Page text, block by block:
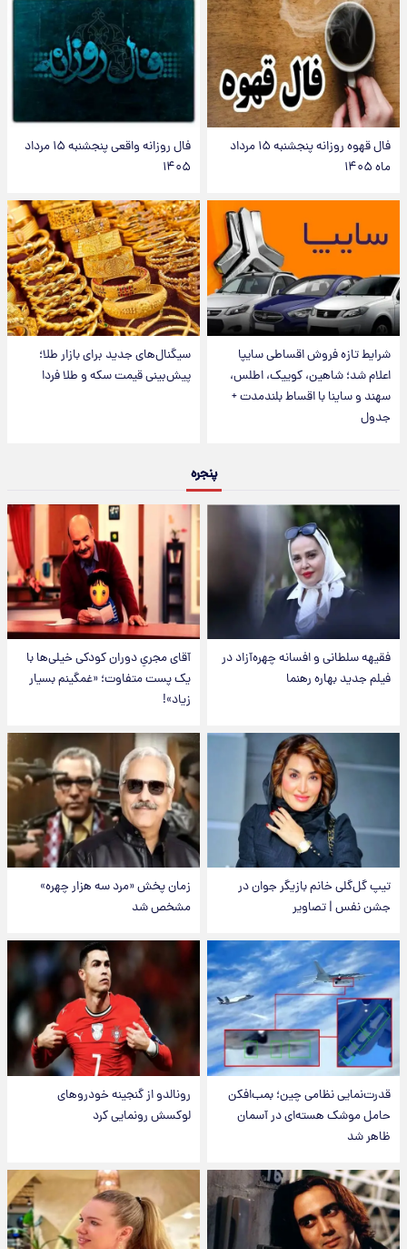
فال قهوه روزانه پنجشنبه ۱۵ مرداد
ماه ۱۴۰۵
فال روزانه واقعی پنجشنبه ۱۵ مرداد
۱۴۰۵
شرایط تازه فروش اقساطی سایپا
اعلام شد؛ شاهین، کوییک، اطلس،
سهند و ساینا با اقساط بلندمدت +
جدول
سیگنال‌های جدید برای بازار طلا؛
پیش‌بینی قیمت سکه و طلا فردا
پنجره
فقیهه سلطانی و افسانه چهره‌آزاد در
فیلم جدید بهاره رهنما
آقای مجریِ دوران کودکی خیلی‌ها با
یک پست متفاوت؛ «غمگینم بسیار
زیاد»!
تیپ گل‌گلی خانم بازیگر جوان در
جشن نفس | تصاویر
زمان پخش «مرد سه هزار چهره»
مشخص شد
قدرت‌نمایی نظامی چین؛ بمب‌افکن
حامل موشک هسته‌ای در آسمان
ظاهر شد
رونالدو از گنجینه خودروهای
لوکسش رونمایی کرد